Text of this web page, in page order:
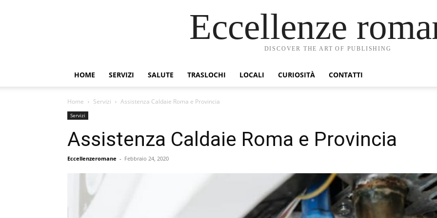
Eccellenze
DISCOVER THE ART OF PUBLISHING
HOME SERVIZI SALUTE TRASLOCHI LOCALI CURIOSITÀ CONTATTI
Home Servizi Assistenza Caldaie Roma e Provincia
Servizi
Assistenza Caldaie Roma e Provincia
Eccellenzeromane - Febbraio 24, 2020